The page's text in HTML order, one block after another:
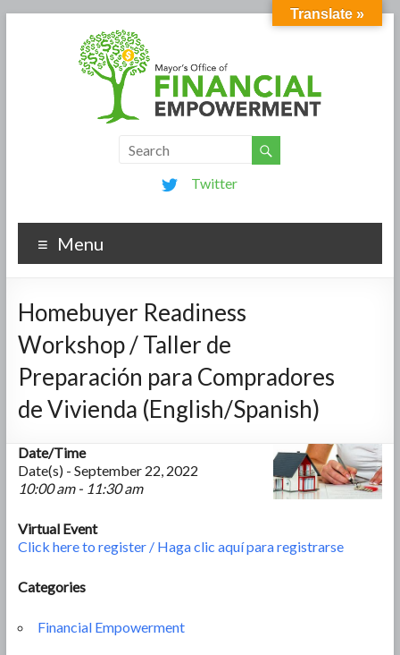
Twitter
Menu
Homebuyer Readiness
Workshop / Taller de
Preparación para Compradores
de Vivienda (English/Spanish)
Date/Time
Date(s) - September 22, 2022
10:00 am - 11:30 am
Virtual Event
Click here to register / Haga clic aquí para registrarse
Categories
Financial Empowerment
Translate »